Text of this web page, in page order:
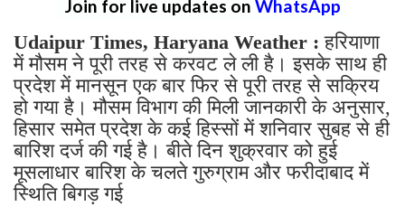
Join for live updates on WhatsApp
Udaipur Times, Haryana Weather : हरियाणा
में मौसम ने पूरी तरह से करवट ले ली है। इसके साथ ही
प्रदेश में मानसून एक बार फिर से पूरी तरह से सक्रिय
हो गया है। मौसम विभाग की मिली जानकारी के अनुसार,
हिसार समेत प्रदेश के कई हिस्सों में शनिवार सुबह से ही
बारिश दर्ज की गई है। बीते दिन शुक्रवार को हुई
मूसलाधार बारिश के चलते गुरुग्राम और फरीदाबाद में
स्थिति बिगड़ गई